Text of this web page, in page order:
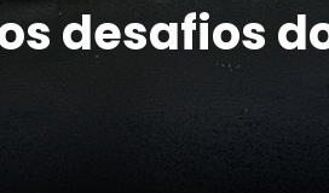
desafios